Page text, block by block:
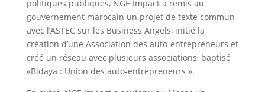
politiques publiques, NGE Impact a remis au
gouvernement marocain un projet de texte commun
avec l’ASTEC sur les Business Angels, initié la
création d’une Association des auto-entrepreneurs et
créé un réseau avec plusieurs associations, baptisé
«Bidaya : Union des auto-entrepreneurs ».